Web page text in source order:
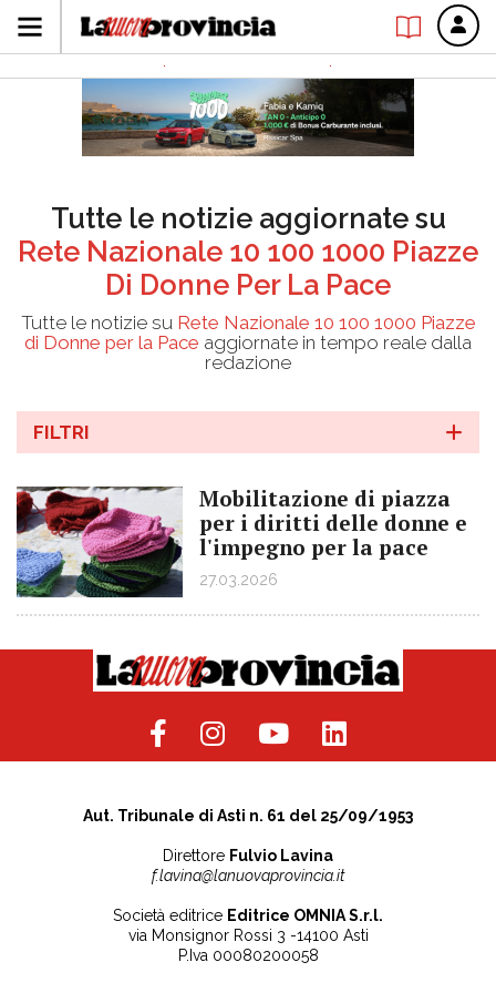
Tutte le notizie aggiornate su
Rete Nazionale 10 100 1000 Piazze
Di Donne Per La Pace
Tutte le notizie su Rete Nazionale 10 100 1000 Piazze
di Donne per la Pace aggiornate in tempo reale dalla
redazione
FILTRI
Mobilitazione di piazza
per i diritti delle donne e
l'impegno per la pace
27.03.2026
Aut. Tribunale di Asti n. 61 del 25/09/1953
Direttore Fulvio Lavina
f.lavina@lanuovaprovincia.it
Società editrice Editrice OMNIA S.r.l.
via Monsignor Rossi 3 -14100 Asti
P.Iva 00080200058